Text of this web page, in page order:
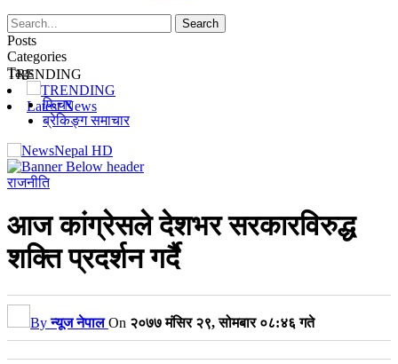
Posts
Categories
Tags
TRENDING
Latest News
TRENDING
फिचर
ब्रेकिङ्ग समाचार
राजनीति
आज कांग्रेसले देशभर सरकारविरुद्ध
शक्ति प्रदर्शन गर्दै
Byन्यूज नेपाल On २०७७ मंसिर २९, सोमबार ०८:४६ गते